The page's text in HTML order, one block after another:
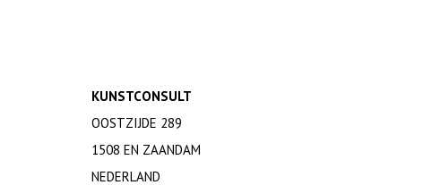
KUNSTCONSULT
OOSTZIJDE 289
1508 EN ZAANDAM
NEDERLAND